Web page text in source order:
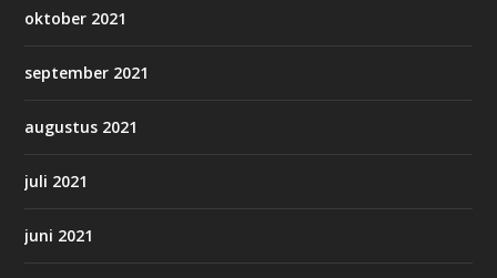
oktober 2021
september 2021
augustus 2021
juli 2021
juni 2021